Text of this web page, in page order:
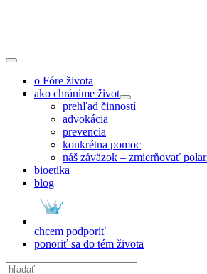
Toggle
Navigationo Fóre života
ako chránime život
prehľad činností
advokácia
prevencia
konkrétna pomoc
náš záväzok – zmierňovať
bioetika
blog
chcem podporiť
ponoriť sa do tém života
Hľadať: